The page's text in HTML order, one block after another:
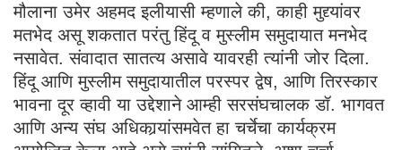
मौलाना उमेर अहमद इलीयासी म्हणाले की, काही मुद्द्यांवर
मतभेद असू शकतात परंतु हिंदू व मुस्लीम समुदायात मनभेद
नसावेत. संवादात सातत्य असावे यावरही त्यांनी जोर दिला.
हिंदू आणि मुस्लीम समुदायातील परस्पर द्वेष, आणि तिरस्कार
भावना दूर व्हावी या उद्देशाने आम्ही सरसंघचालक डॉ. भागवत
आणि अन्य संघ अधिकार्‍यांसमवेत हा चर्चेचा कार्यक्रम